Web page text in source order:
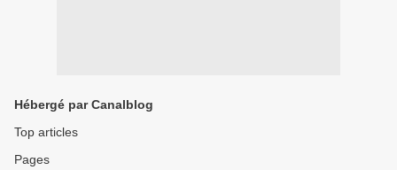
Hébergé par Canalblog
Top articles
Pages